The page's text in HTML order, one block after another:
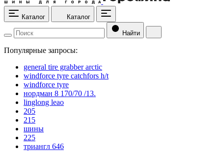
Каталог Каталог
Найти
Популярные запросы:
general tire grabber arctic
windforce tyre catchfors h/t
windforce tyre
нордман 8 170/70 /13.
linglong leao
205
215
шины
225
триангл 646